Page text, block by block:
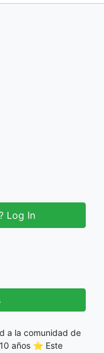
Log In
a la comunidad de
años ⭐ Este